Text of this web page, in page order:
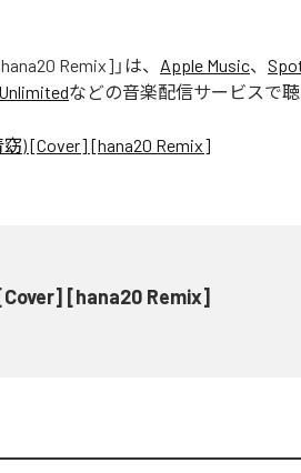
Remix] 」は、 Apple Music、
などの音楽配信サービスで
) [Cover] [hana20 Remix]
[hana20 Remix]